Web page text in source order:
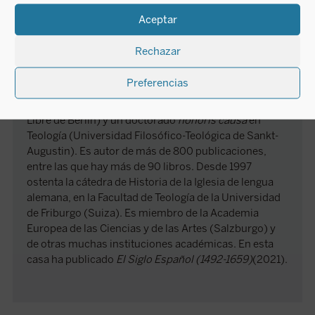
Aceptar
Rechazar
Preferencias
Mariano Delgado
Mariano Delgado nació el 20 de febrero de 1955 en
posgrado o habilitación en Teología (Universidad de
Libre de Berlín) y un doctoradohonoris causaen
Teología (Universidad Filosófico-Teológica de Sankt-
Augustin). Es autor de más de 800 publicaciones,
entre las que hay más de 90 libros. Desde 1997
ostenta la cátedra de Historia de la Iglesia de lengua
alemana, en la Facultad de Teología de la Universidad
de Friburgo (Suiza). Es miembro de la Academia
Europea de las Ciencias y de las Artes (Salzburgo) y
de otras muchas instituciones académicas. En esta
casa ha publicado El Siglo Español (1492-1659)(2021).